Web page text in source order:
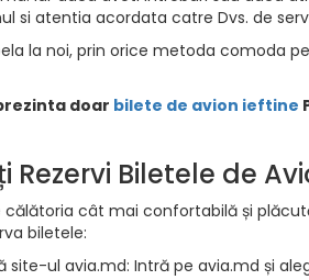
si atentia acordata catre Dvs. de
la noi, prin orice metoda comoda
doar bilete de avion ieftine
Rezervi Biletele de
cât mai confortabilă și
biletele:
site-ul avia.md: Intră pe avia.md și